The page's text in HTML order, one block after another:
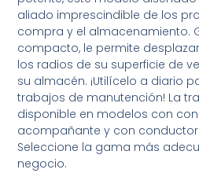
aliado imprescindible de los
compra y el almacenamiento.
compacto, le permite
los radios de su superficie de
su almacén. ¡Utilícelo a diario
trabajos de manutención! La
disponible en modelos con
acompañante y con
Seleccione la gama más
negocio.